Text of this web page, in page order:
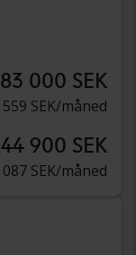
000 SEK
559 SEK/måned
900 SEK
087 SEK/måned